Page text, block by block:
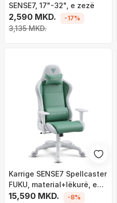
SENSE7, 17"-32", e zezë
2,590 MKD.
3,135 MKD.
-17%
Karrige SENSE7 Spellcaster
FUKU, material+lëkurë, e
gjelbër/ bardhë
15,590 MKD. -8%